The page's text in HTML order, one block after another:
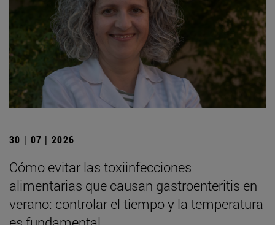
30 | 07 | 2026
Cómo evitar las toxiinfecciones
alimentarias que causan gastroenteritis en
verano: controlar el tiempo y la temperatura